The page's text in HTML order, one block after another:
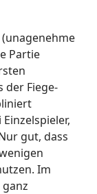
Partie
der Fiege-
gut, dass
Im